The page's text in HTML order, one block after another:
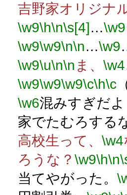
吉野家オリジナ
\w9\h\n\s[4]…\w9
\w9\w9\n\n…\w9
\w9\u\n\n ま、 \w4
\w9\w9\w9\c\h\c
\w6混みすぎだ
家でたむろする
高校生って、 \w4
ろうな？ \w9\h\n
当てやがった。